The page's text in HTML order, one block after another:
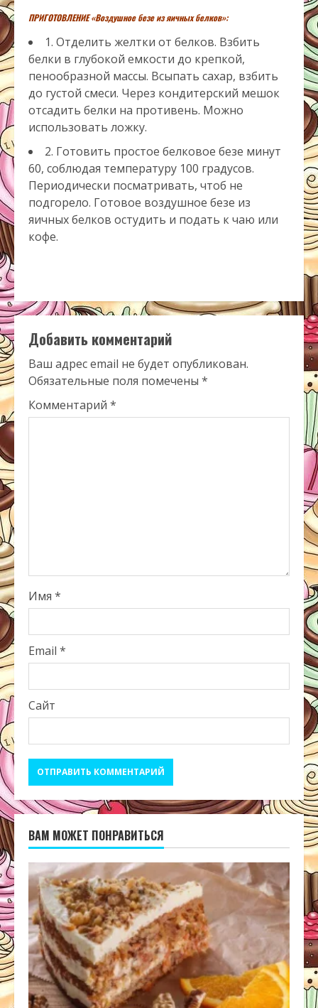
ПРИГОТОВЛЕНИЕ «Воздушное безе из яичных белков»:
1. Отделить желтки от белков. Взбить
белки в глубокой емкости до крепкой,
пенообразной массы. Всыпать сахар, взбить
до густой смеси. Через кондитерский мешок
отсадить белки на противень. Можно
использовать ложку.
2. Готовить простое белковое безе минут
60, соблюдая температуру 100 градусов.
Периодически посматривать, чтоб не
подгорело. Готовое воздушное безе из
яичных белков остудить и подать к чаю или
кофе.
Добавить комментарий
Ваш адрес email не будет опубликован.
Обязательные поля помечены *
Комментарий *
Имя *
Email *
Сайт
ВАМ МОЖЕТ ПОНРАВИТЬСЯ